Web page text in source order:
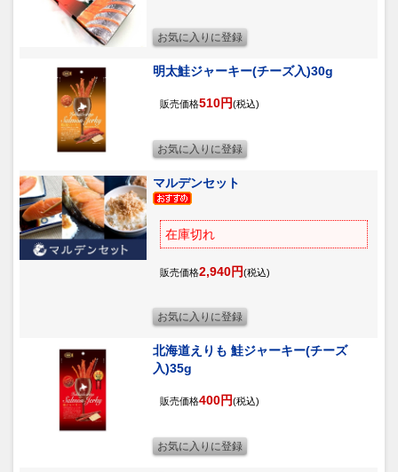
明太鮭ジャーキー(チーズ入)30g
販売価格510円(税込)
マルデンセット
在庫切れ
販売価格2,940円(税込)
北海道えりも 鮭ジャーキー(チーズ
入)35g
販売価格400円(税込)